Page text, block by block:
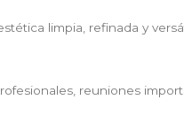
limpia, refinada y
reuniones